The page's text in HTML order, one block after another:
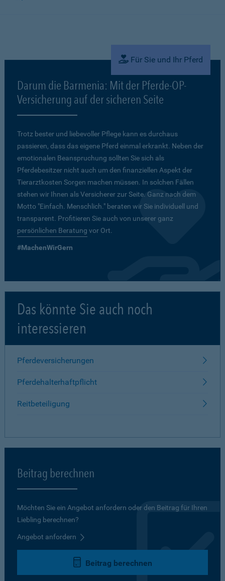
Für Sie und Ihr Pferd
Darum die Barmenia: Mit der Pferde-OP-
Versicherung auf der sicheren Seite
Trotz bester und liebevoller Pflege kann es durchaus
passieren, dass das eigene Pferd einmal erkrankt. Neben der
emotionalen Beanspruchung sollten Sie sich als
Pferdebesitzer nicht auch um den finanziellen Aspekt der
Tierarztkosten Sorgen machen müssen. In solchen Fällen
stehen wir Ihnen als Versicherer zur Seite. Ganz nach dem
Motto "Einfach. Menschlich." beraten wir Sie individuell und
transparent. Profitieren Sie auch von unserer ganz
persönlichen Beratung vor Ort.
#MachenWirGern
Das könnte Sie auch noch
interessieren
Pferdeversicherungen
Pferdehalterhaftpflicht
Reitbeteiligung
Beitrag berechnen
Möchten Sie ein Angebot anfordern oder den Beitrag für Ihren
Liebling berechnen?
Angebot anfordern
Beitrag berechnen